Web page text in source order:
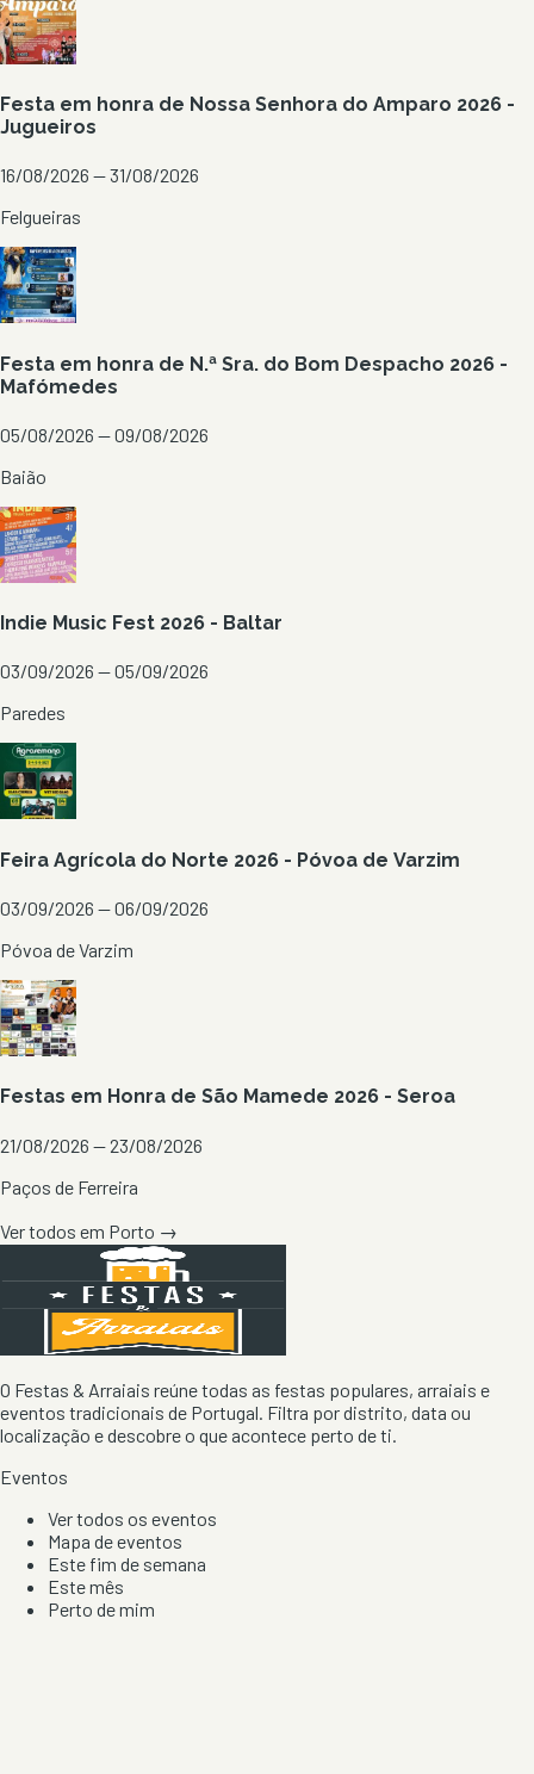
Festa em honra de Nossa Senhora do Amparo 2026 -
Jugueiros
16/08/2026 — 31/08/2026
Felgueiras
Festa em honra de N.ª Sra. do Bom Despacho 2026 -
Mafómedes
05/08/2026 — 09/08/2026
Baião
Indie Music Fest 2026 - Baltar
03/09/2026 — 05/09/2026
Paredes
Feira Agrícola do Norte 2026 - Póvoa de Varzim
03/09/2026 — 06/09/2026
Póvoa de Varzim
Festas em Honra de São Mamede 2026 - Seroa
21/08/2026 — 23/08/2026
Paços de Ferreira
Ver todos em Porto →
O Festas & Arraiais reúne todas as festas populares, arraiais e
eventos tradicionais de Portugal. Filtra por distrito, data ou
localização e descobre o que acontece perto de ti.
Eventos
Ver todos os eventos
Mapa de eventos
Este fim de semana
Este mês
Perto de mim